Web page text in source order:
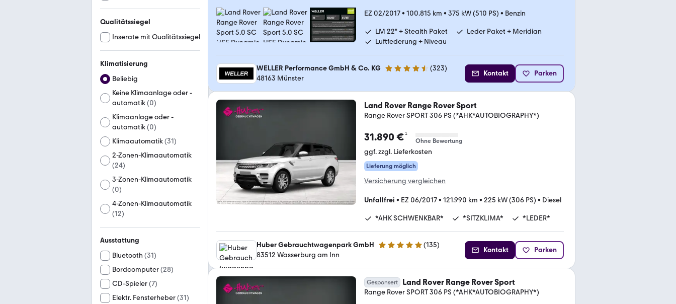
Qualitätssiegel
Inserate mit Qualitätssiegel
Klimatisierung
Beliebig
Keine Klimaanlage oder -
automatik(0)
Klimaanlage oder -
automatik(0)
Klimaautomatik(31)
2-Zonen-Klimaautomatik
(24)
3-Zonen-Klimaautomatik
(0)
4-Zonen-Klimaautomatik
(12)
Ausstattung
Bluetooth (31)
Bordcomputer(28)
CD-Spieler(7)
Elektr. Fensterheber(31)
EZ 02/2017• 100.815 km • 375 kW (510 PS) • Benzin
LM 22" + Stealth Paket
Leder Paket + Meridian
Luftfederung + Niveau
WELLER Performance GmbH & Co. KG 4.3 Sterne (323)
48163 Münster
Kontakt Parken
Land Rover Range Rover Sport
Range Rover SPORT 306 PS (*AHK*AUTOBIOGRAPHY*)
31.890 €¹
Ohne Bewertung
ggf. zzgl. Lieferkosten
Lieferung möglich
Versicherung vergleichen
Unfallfrei • EZ 06/2017• 121.990 km • 225 kW (306 PS) • Diesel
*AHK SCHWENKBAR* *SITZKLIMA* *LEDER*
Huber Gebrauchtwagenpark GmbH 5 Sterne (135)
83512 Wasserburg am Inn
Kontakt Parken
Gesponsert Land Rover Range Rover Sport
Range Rover SPORT 306 PS (*AHK*AUTOBIOGRAPHY*)